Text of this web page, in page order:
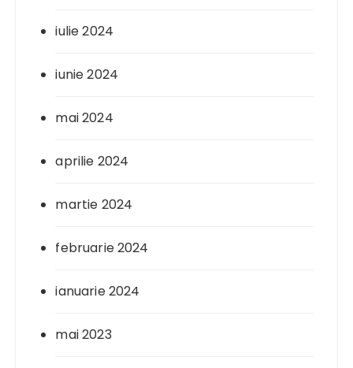
iulie 2024
iunie 2024
mai 2024
aprilie 2024
martie 2024
februarie 2024
ianuarie 2024
mai 2023